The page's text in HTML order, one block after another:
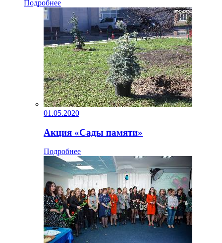
Подробнее
01.05.2020
Акция «Сады памяти»
Подробнее